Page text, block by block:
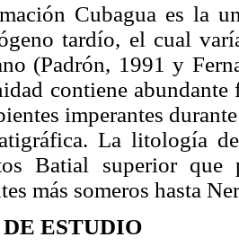
Cubagua es la
tardío, el cual
(Padrón, 1991 y
contiene
imperantes
La litología
Batial superior que
más someros hasta
ESTUDIO